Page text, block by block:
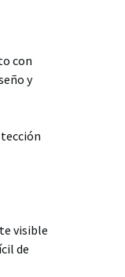
con
y
visible
de